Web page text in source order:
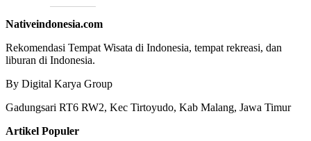
Nativeindonesia.com
Rekomendasi Tempat Wisata di Indonesia, tempat rekreasi, dan
liburan di Indonesia.
By Digital Karya Group
Gadungsari RT6 RW2, Kec Tirtoyudo, Kab Malang, Jawa Timur
Artikel Populer